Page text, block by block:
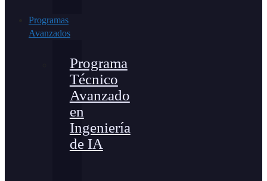
Programas
Avanzados
Programa
Técnico
Avanzado
en
Ingeniería
de IA